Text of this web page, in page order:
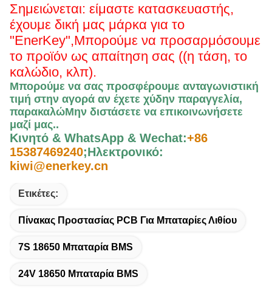
Σημειώνεται: είμαστε κατασκευαστής,
έχουμε δική μας μάρκα για το
"EnerKey",Μπορούμε να προσαρμόσουμε
το προϊόν ως απαίτηση σας ((η τάση, το
καλώδιο, κλπ).
Μπορούμε να σας προσφέρουμε ανταγωνιστική
τιμή στην αγορά αν έχετε χύδην παραγγελία,
παρακαλώΜην διστάσετε να επικοινωνήσετε
μαζί μας..
Κινητό & WhatsApp & Wechat:+86
15387469240;Ηλεκτρονικό:
kiwi@enerkey.cn
Ετικέτες:
Πίνακας Προστασίας PCB Για Μπαταρίες Λιθίου
7S 18650 Μπαταρία BMS
24V 18650 Μπαταρία BMS